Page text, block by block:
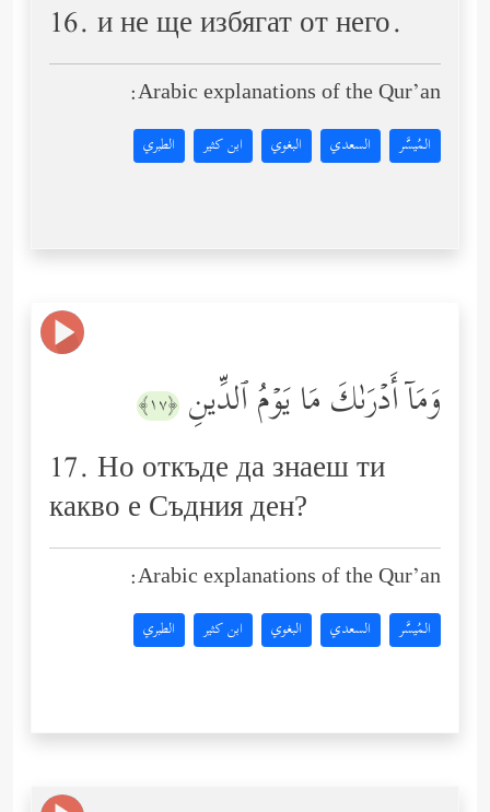
16. и не ще избягат от него.
Arabic explanations of the Qur’an:
المُيسَّر السعدي البغوي ابن كثير الطبري
وَمَاۤ أَدۡرَىٰكَ مَا یَوۡمُ ٱلدِّینِ ﴿١٧﴾
17. Но откъде да знаеш ти
какво е Съдния ден?
Arabic explanations of the Qur’an:
المُيسَّر السعدي البغوي ابن كثير الطبري